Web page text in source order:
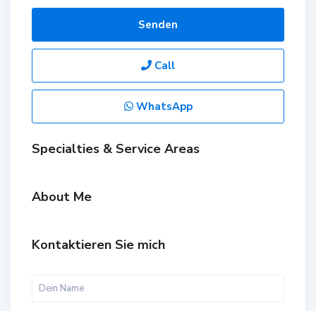
Senden
Call
WhatsApp
Specialties & Service Areas
About Me
Kontaktieren Sie mich